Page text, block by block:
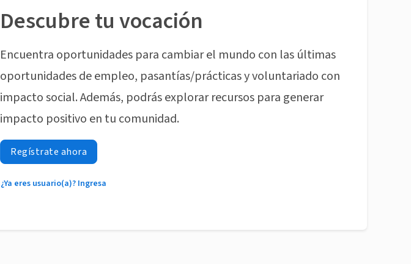
Descubre tu vocación
Encuentra oportunidades para cambiar el mundo con las últimas
oportunidades de empleo, pasantías/prácticas y voluntariado con
impacto social. Además, podrás explorar recursos para generar
impacto positivo en tu comunidad.
Regístrate ahora
¿Ya eres usuario(a)? Ingresa